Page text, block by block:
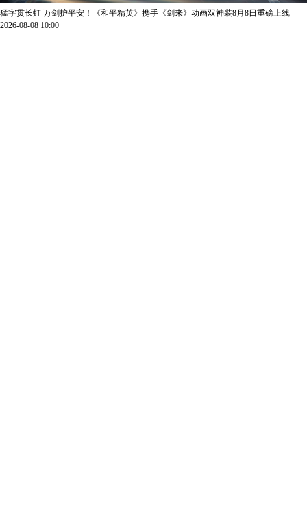
猛字贯长虹 万剑护平安！《和平精英》携手《剑来》动画双神装8月8日重磅上线
2026-08-08 10:00